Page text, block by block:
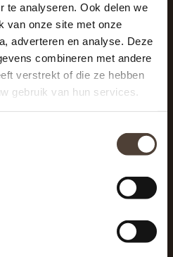
te analyseren. Ook delen we
van onze site met onze
adverteren en analyse. Deze
combineren met andere
verstrekt of die ze hebben
gebruik van hun services.
DE NIEUWSBRIEF
with our latest offers